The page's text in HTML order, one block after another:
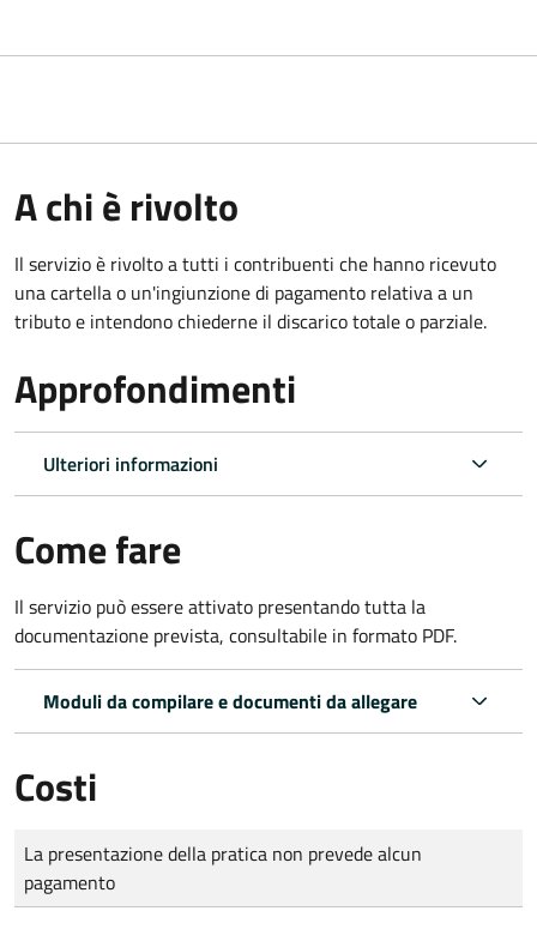
A chi è rivolto
Il servizio è rivolto a tutti i contribuenti che hanno ricevuto
una cartella o un'ingiunzione di pagamento relativa a un
tributo e intendono chiederne il discarico totale o parziale.
Approfondimenti
Ulteriori informazioni
Come fare
Il servizio può essere attivato presentando tutta la
documentazione prevista, consultabile in formato PDF.
Moduli da compilare e documenti da allegare
Costi
Tipo di pagamento
Importo
La presentazione della pratica non prevede alcun
pagamento